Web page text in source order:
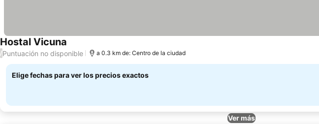
Hostal Vicuna Ver precios
/Puntuación no disponible a 0.3 km de: Centro de la ciudad
Elige fechas para ver los precios exactos
Ver más